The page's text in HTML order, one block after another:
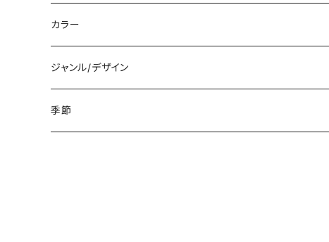
カラー
白
黒
ジャンル/デザイン
シンプル
季節